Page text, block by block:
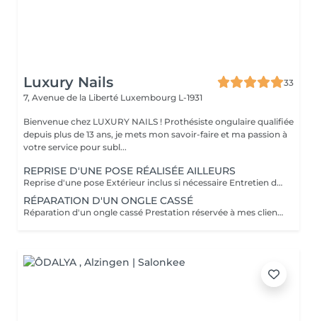
Luxury Nails
33
7, Avenue de la Liberté Luxembourg L-1931
Bienvenue chez LUXURY NAILS ! Prothésiste ongulaire qualifiée
depuis plus de 13 ans, je mets mon savoir-faire et ma passion à
votre service pour subl...
REPRISE D'UNE POSE RÉALISÉE AILLEURS
Reprise d'une pose Extérieur inclus si nécessaire Entretien d'une pose réalisée par une autre prothésiste. Si la pose est correcte, aucun supplément ne sera appliqué. En revanche, si des corrections sont nécessaires, un supplément pourra être ajouté. Non réservable en ligne L'éventuel supplément sera déterminé lors du rendez-vous.
RÉPARATION D'UN ONGLE CASSÉ
Réparation d'un ongle cassé Prestation réservée à mes clientes. Réparation uniquement sur les poses réalisées par mes soins. Cette prestation n'est donc pas réservable en ligne.